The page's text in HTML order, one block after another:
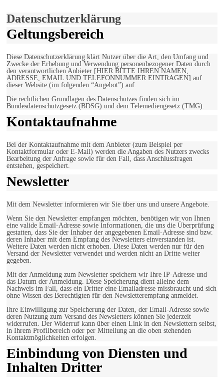
Datenschutzerklärung
Geltungsbereich
Diese Datenschutzerklärung klärt Nutzer über die Art, den Umfang und
Zwecke der Erhebung und Verwendung personenbezogener Daten durch
den verantwortlichen Anbieter [HIER BITTE IHREN NAMEN,
ADRESSE, EMAIL UND TELEFONNUMMER EINTRAGEN] auf
dieser Website (im folgenden “Angebot”) auf.
Die rechtlichen Grundlagen des Datenschutzes finden sich im
Bundesdatenschutzgesetz (BDSG) und dem Telemediengesetz (TMG).
Kontaktaufnahme
Bei der Kontaktaufnahme mit dem Anbieter (zum Beispiel per
Kontaktformular oder E-Mail) werden die Angaben des Nutzers zwecks
Bearbeitung der Anfrage sowie für den Fall, dass Anschlussfragen
entstehen, gespeichert.
Newsletter
Mit dem Newsletter informieren wir Sie über uns und unsere Angebote.
Wenn Sie den Newsletter empfangen möchten, benötigen wir von Ihnen
eine valide Email-Adresse sowie Informationen, die uns die Überprüfung
gestatten, dass Sie der Inhaber der angegebenen Email-Adresse sind bzw.
deren Inhaber mit dem Empfang des Newsletters einverstanden ist.
Weitere Daten werden nicht erhoben. Diese Daten werden nur für den
Versand der Newsletter verwendet und werden nicht an Dritte weiter
gegeben.
Mit der Anmeldung zum Newsletter speichern wir Ihre IP-Adresse und
das Datum der Anmeldung. Diese Speicherung dient alleine dem
Nachweis im Fall, dass ein Dritter eine Emailadresse missbraucht und sich
ohne Wissen des Berechtigten für den Newsletterempfang anmeldet.
Ihre Einwilligung zur Speicherung der Daten, der Email-Adresse sowie
deren Nutzung zum Versand des Newsletters können Sie jederzeit
widerrufen. Der Widerruf kann über einen Link in den Newslettern selbst,
in Ihrem Profilbereich oder per Mitteilung an die oben stehenden
Kontaktmöglichkeiten erfolgen.
Einbindung von Diensten und
Inhalten Dritter